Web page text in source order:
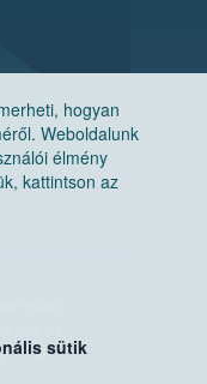
hogyan
Weboldalunk
élmény
kattintson az
sütik
Hivatal
Pf. 30.